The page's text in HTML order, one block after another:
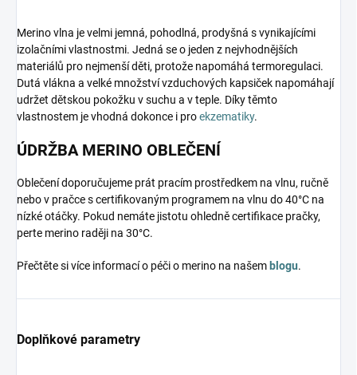
Merino vlna je velmi jemná, pohodlná, prodyšná s vynikajícími
izolačními vlastnostmi. Jedná se o jeden z nejvhodnějších
materiálů pro nejmenší děti, protože napomáhá termoregulaci.
Dutá vlákna a velké množství vzduchových kapsiček napomáhají
udržet dětskou pokožku v suchu a v teple. Díky těmto
vlastnostem je vhodná dokonce i proekzematiky.
ÚDRŽBA MERINO OBLEČENÍ
Oblečení doporučujeme prát pracím prostředkem na vlnu, ručně
nebo v pračce s certifikovaným programem na vlnu do 40°C na
nízké otáčky. Pokud nemáte jistotu ohledně certifikace pračky,
perte merino raději na 30°C.
Přečtěte si více informací o péči o merino na našem blogu.
Doplňkové parametry